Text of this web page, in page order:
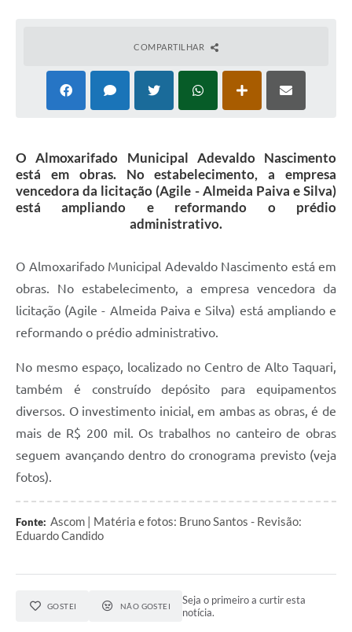
COMPARTILHAR
O Almoxarifado Municipal Adevaldo Nascimento
está em obras. No estabelecimento, a empresa
vencedora da licitação (Agile - Almeida Paiva e Silva)
está ampliando e reformando o prédio
administrativo.
O Almoxarifado Municipal Adevaldo Nascimento está em
obras. No estabelecimento, a empresa vencedora da
licitação (Agile - Almeida Paiva e Silva) está ampliando e
reformando o prédio administrativo.
No mesmo espaço, localizado no Centro de Alto Taquari,
também é construído depósito para equipamentos
diversos. O investimento inicial, em ambas as obras, é de
mais de R$ 200 mil. Os trabalhos no canteiro de obras
seguem avançando dentro do cronograma previsto (veja
fotos).
Fonte: Ascom | Matéria e fotos: Bruno Santos - Revisão:
Eduardo Candido
GOSTEI NÃO GOSTEI
Seja o primeiro a curtir esta
notícia.